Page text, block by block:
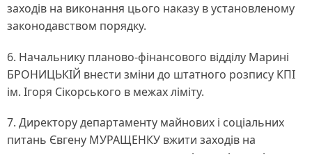
заходів на виконання цього наказу в установленому
законодавством порядку.
6. Начальнику планово-фінансового відділу Марині
БРОНИЦЬКІЙ внести зміни до штатного розпису КПІ
ім. Ігоря Сікорського в межах ліміту.
7. Директору департаменту майнових і соціальних
питань Євгену МУРАЩЕНКУ вжити заходів на